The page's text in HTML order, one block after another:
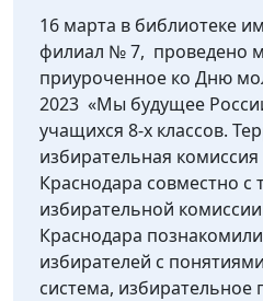
16 марта в библиотеке
филиал № 7, проведено
приуроченное ко Дню
2023 «Мы будущее
учащихся 8-х классов.
избирательная комиссия
Краснодара совместно с
избирательной
Краснодара
избирателей с
система, избирательное